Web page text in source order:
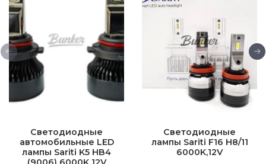
Светодиодные
автомобильные LED
лампы Sariti K5 HB4
Cветодиодные
лампы Sariti F16 H8/11
6000K,12V